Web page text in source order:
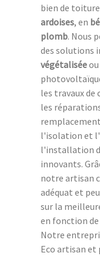
bien de
ardoises, en
plomb. Nous
des solutions
végétalisée
les travaux de
les
l'isolation et
l'installation
innovants.
notre artisan
adéquat et
sur la
en fonction de
Notre
Eco artisan et